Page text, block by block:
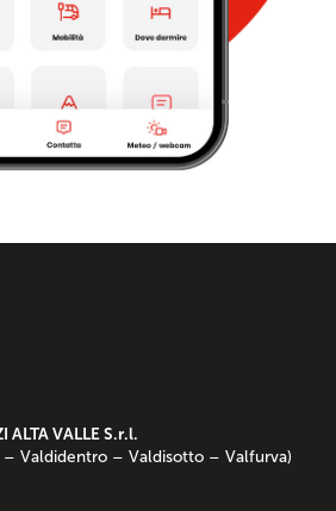
ALTA VALLE S.r.l.
– Valdidentro – Valdisotto – Valfurva)